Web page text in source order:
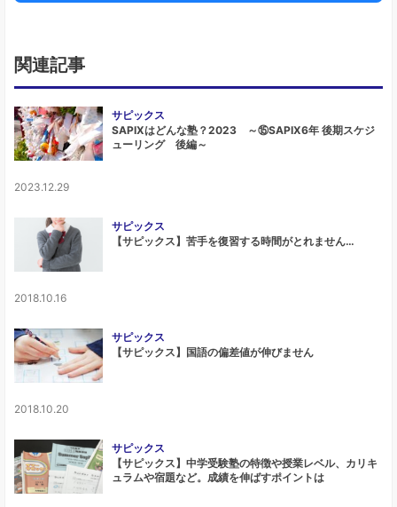
関連記事
サピックス
SAPIXはどんな塾？2023 ～⑮SAPIX6年 後期スケジ
ューリング 後編～
2023.12.29
サピックス
【サピックス】苦手を復習する時間がとれません…
2018.10.16
サピックス
【サピックス】国語の偏差値が伸びません
2018.10.20
サピックス
【サピックス】中学受験塾の特徴や授業レベル、カリキ
ュラムや宿題など。成績を伸ばすポイントは